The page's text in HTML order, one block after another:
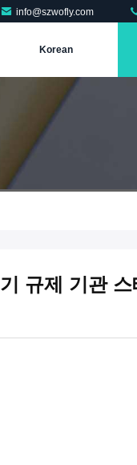
info@szwofly.com
Korean
규제 기관